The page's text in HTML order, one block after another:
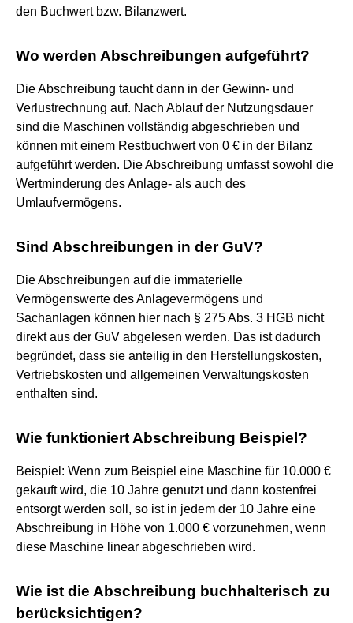
den Buchwert bzw. Bilanzwert.
Wo werden Abschreibungen aufgeführt?
Die Abschreibung taucht dann in der Gewinn- und
Verlustrechnung auf. Nach Ablauf der Nutzungsdauer
sind die Maschinen vollständig abgeschrieben und
können mit einem Restbuchwert von 0 € in der Bilanz
aufgeführt werden. Die Abschreibung umfasst sowohl die
Wertminderung des Anlage- als auch des
Umlaufvermögens.
Sind Abschreibungen in der GuV?
Die Abschreibungen auf die immaterielle
Vermögenswerte des Anlagevermögens und
Sachanlagen können hier nach § 275 Abs. 3 HGB nicht
direkt aus der GuV abgelesen werden. Das ist dadurch
begründet, dass sie anteilig in den Herstellungskosten,
Vertriebskosten und allgemeinen Verwaltungskosten
enthalten sind.
Wie funktioniert Abschreibung Beispiel?
Beispiel: Wenn zum Beispiel eine Maschine für 10.000 €
gekauft wird, die 10 Jahre genutzt und dann kostenfrei
entsorgt werden soll, so ist in jedem der 10 Jahre eine
Abschreibung in Höhe von 1.000 € vorzunehmen, wenn
diese Maschine linear abgeschrieben wird.
Wie ist die Abschreibung buchhalterisch zu
berücksichtigen?